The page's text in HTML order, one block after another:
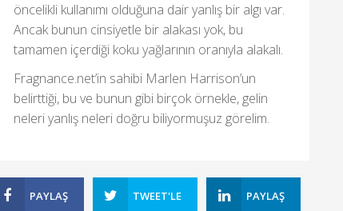
öncelikli kullanımı olduğuna dair yanlış bir algı var.
Ancak bunun cinsiyetle bir alakası yok, bu
tamamen içerdiği koku yağlarının oranıyla alakalı.
Fragnance.net’in sahibi Marlen Harrison’un
belirttiği, bu ve bunun gibi birçok örnekle, gelin
neleri yanlış neleri doğru biliyormuşuz görelim.
PAYLAŞ TWEET'LE PAYLAŞ